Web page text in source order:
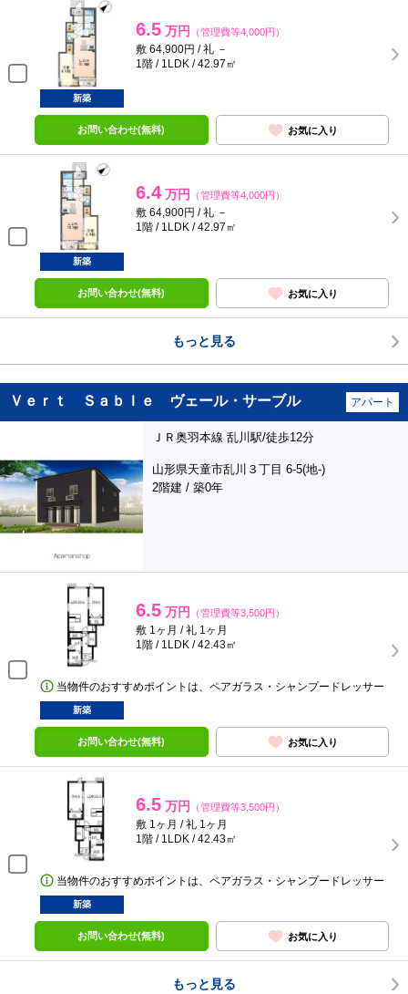
6.5 万円 （管理費等4,000円）
敷 64,900円 / 礼 －
1階 / 1LDK / 42.97㎡
新築
お問い合わせ(無料) お気に入り
6.4 万円 （管理費等4,000円）
敷 64,900円 / 礼 －
1階 / 1LDK / 42.97㎡
新築
お問い合わせ(無料) お気に入り
もっと見る
Ｖｅｒｔ Ｓａｂｌｅ ヴェール・サーブル アパート
ＪＲ奥羽本線 乱川駅/徒歩12分
山形県天童市乱川３丁目 6-5(地-)
2階建 / 築0年
6.5 万円 （管理費等3,500円）
敷 1ヶ月 / 礼 1ヶ月
1階 / 1LDK / 42.43㎡
当物件のおすすめポイントは、ペアガラス・シャンプードレッサー
新築
お問い合わせ(無料) お気に入り
6.5 万円 （管理費等3,500円）
敷 1ヶ月 / 礼 1ヶ月
1階 / 1LDK / 42.43㎡
当物件のおすすめポイントは、ペアガラス・シャンプードレッサー
新築
お問い合わせ(無料) お気に入り
もっと見る